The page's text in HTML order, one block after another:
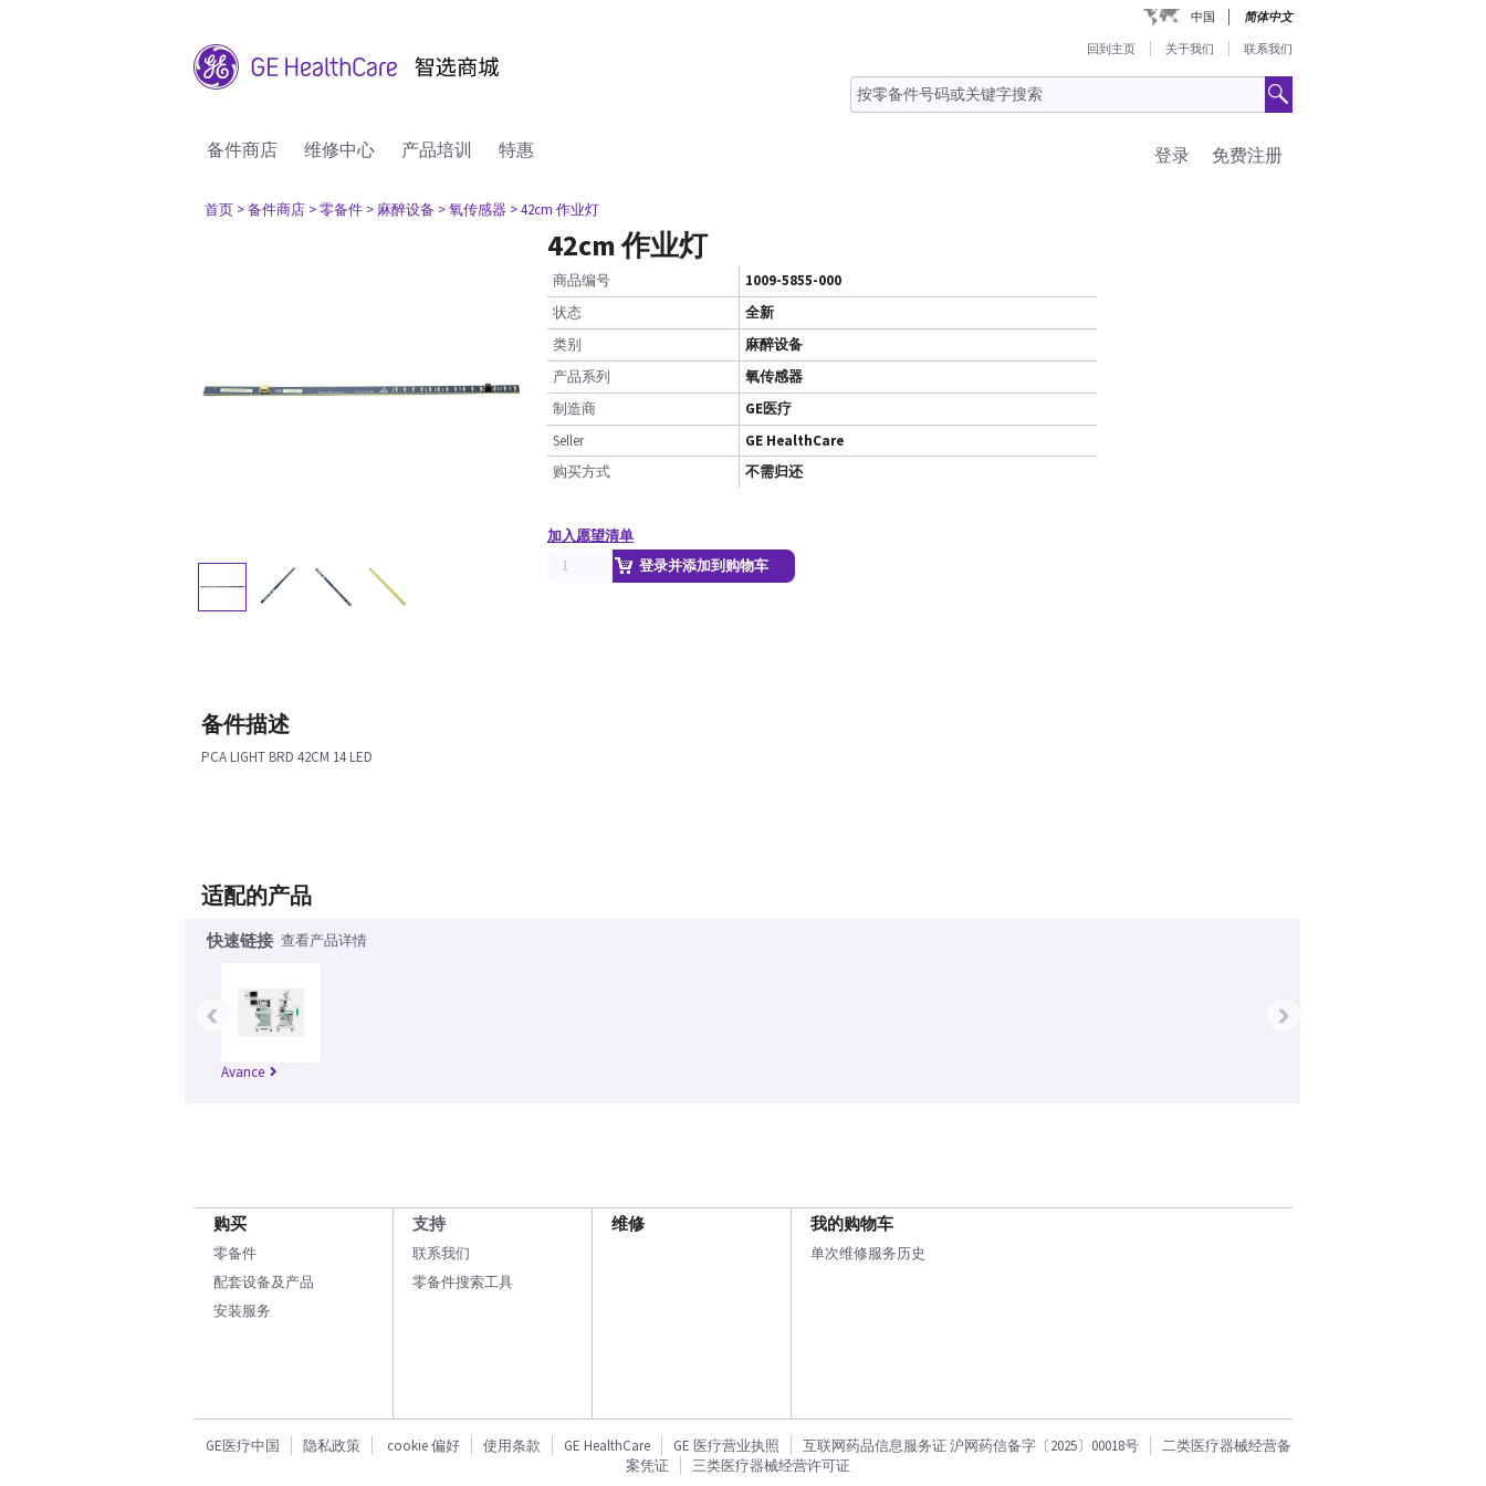
中国 简体中文
回到主页 关于我们 联系我们
备件商店 维修中心 产品培训 特惠 免费注册
登录
首页 > 备件商店 > 零备件 > 麻醉设备 > 氧传感器 > 42cm 作业灯
42cm 作业灯
商品编号
1009-5855-000
状态
全新
类别
麻醉设备
产品系列
氧传感器
制造商
GE医疗
Seller
GE HealthCare
购买方式
不需归还
加入愿望清单
登录并添加到购物车
备件描述
PCA LIGHT BRD 42CM 14 LED
适配的产品
快速链接 查看产品详情
Avance
‹ ›
购买
零备件
配套设备及产品
安装服务
支持
联系我们
零备件搜索工具
维修 我的购物车
单次维修服务历史
GE医疗中国 隐私政策 cookie 偏好 使用条款 GE HealthCare GE 医疗营业执照 互联网药品信息服务证 沪网药信备字〔2025〕00018号
二类医疗器械经营备
案凭证
三类医疗器械经营许可证